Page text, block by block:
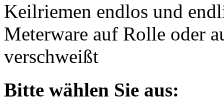
Keilriemen endlos und
Meterware auf Rolle oder
verschweißt
Bitte wählen Sie aus: